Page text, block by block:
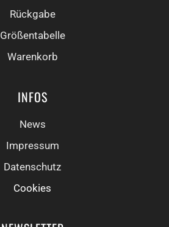
Rückgabe
Größentabelle
Warenkorb
INFOS
News
Impressum
Datenschutz
Cookies